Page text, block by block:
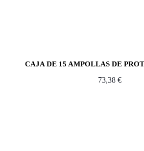
CAJA DE 15 AMPOLLAS DE
73,38 €